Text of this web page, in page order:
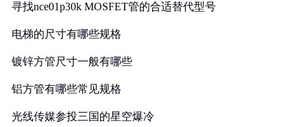
寻找nce01p30k MOSFET管的合适替代型号
电梯的尺寸有哪些规格
镀锌方管尺寸一般有哪些
铝方管有哪些常见规格
光线传媒参投三国的星空爆冷